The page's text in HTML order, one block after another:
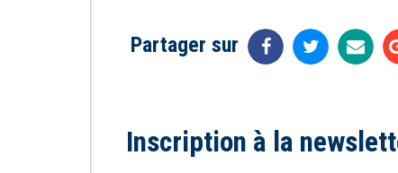
Partager sur
Inscription à la